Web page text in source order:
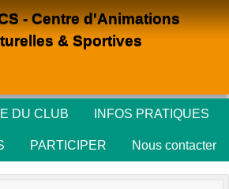
- Centre d'Animations
& Sportives
DU CLUB INFOS PRATIQUES
PARTICIPER Nous contacter
cookies